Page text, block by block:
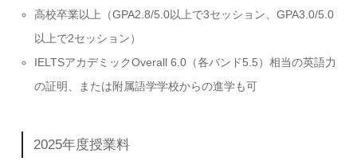
高校卒業以上（GPA2.8/5.0以上で3セッション、GPA3.0/5.0
以上で2セッション）
IELTSアカデミックOverall 6.0（各バンド5.5）相当の英語力
の証明、または附属語学学校からの進学も可
2025年度授業料